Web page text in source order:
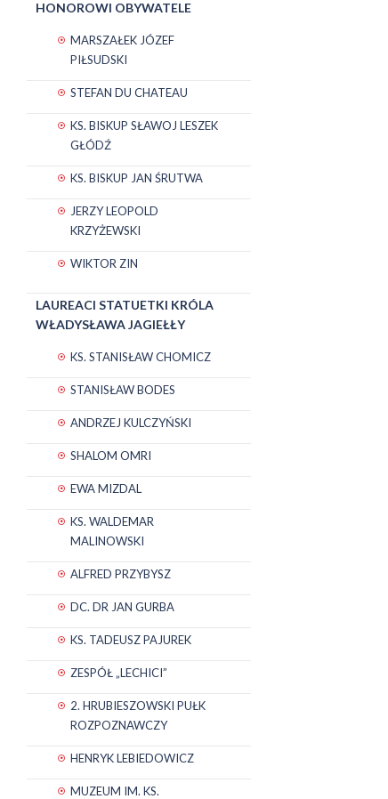
HONOROWI OBYWATELE
MARSZAŁEK JÓZEF
PIŁSUDSKI
STEFAN DU CHATEAU
KS. BISKUP SŁAWOJ LESZEK
GŁÓDŹ
KS. BISKUP JAN ŚRUTWA
JERZY LEOPOLD
KRZYŻEWSKI
WIKTOR ZIN
LAUREACI STATUETKI KRÓLA
WŁADYSŁAWA JAGIEŁŁY
KS. STANISŁAW CHOMICZ
STANISŁAW BODES
ANDRZEJ KULCZYŃSKI
SHALOM OMRI
EWA MIZDAL
KS. WALDEMAR
MALINOWSKI
ALFRED PRZYBYSZ
DC. DR JAN GURBA
KS. TADEUSZ PAJUREK
ZESPÓŁ „LECHICI”
2. HRUBIESZOWSKI PUŁK
ROZPOZNAWCZY
HENRYK LEBIEDOWICZ
MUZEUM IM. KS.